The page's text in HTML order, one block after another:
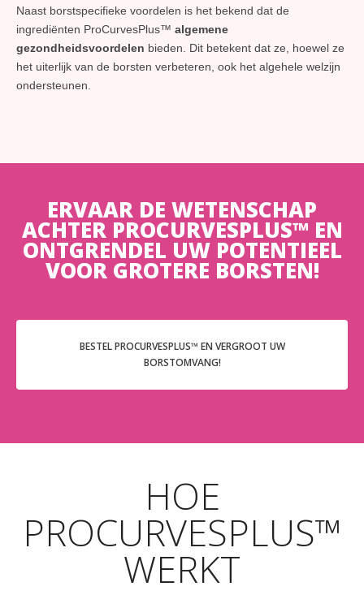
Naast borstspecifieke voordelen is het bekend dat de
ingrediënten ProCurvesPlus™ algemene
gezondheidsvoordelen bieden. Dit betekent dat ze, hoewel ze
het uiterlijk van de borsten verbeteren, ook het algehele welzijn
ondersteunen.
ERVAAR DE WETENSCHAP
ACHTER PROCURVESPLUS™ EN
ONTGRENDEL UW POTENTIEEL
VOOR GROTERE BORSTEN!
BESTEL PROCURVESPLUS™ EN VERGROOT UW
BORSTOMVANG!
HOE
PROCURVESPLUS™
WERKT